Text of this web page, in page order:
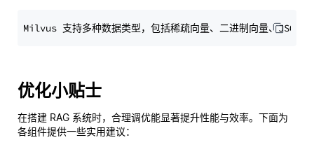
优化小贴士
在搭建 RAG 系统时，合理调优能显著提升性能与效率。下面为
各组件提供一些实用建议：